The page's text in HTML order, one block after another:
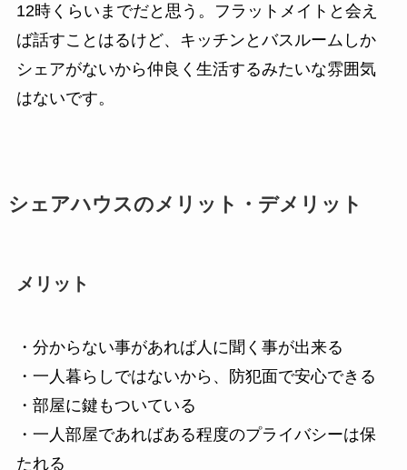
12時くらいまでだと思う。フラットメイトと会え
ば話すことはるけど、キッチンとバスルームしか
シェアがないから仲良く生活するみたいな雰囲気
はないです。
シェアハウスのメリット・デメリット
メリット
・分からない事があれば人に聞く事が出来る
・一人暮らしではないから、防犯面で安心できる
・部屋に鍵もついている
・一人部屋であればある程度のプライバシーは保
たれる